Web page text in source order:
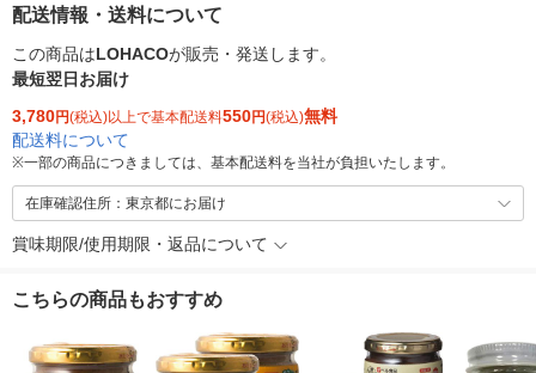
配送情報・送料について
この商品はLOHACOが販売・発送します。
最短翌日お届け
3,780円(税込)以上で基本配送料550円(税込)無料
配送料について
※一部の商品につきましては、基本配送料を当社が負担いたします。
在庫確認住所：東京都にお届け
賞味期限/使用期限・返品について
こちらの商品もおすすめ